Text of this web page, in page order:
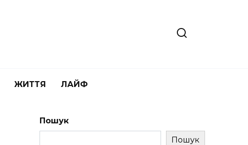
ЖИТТЯ ЛАЙФ
Пошук
Пошук